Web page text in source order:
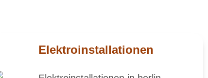
Elektroinstallationen